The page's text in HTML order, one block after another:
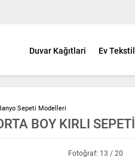
Duvar Kağıtlari Ev Tekstil
Sepeti Modelleri
BOY KIRLI SEPETİ
Fotoğraf: 13 / 20